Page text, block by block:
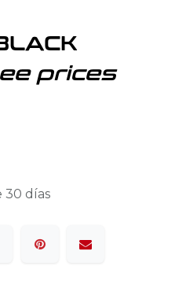
prices
30 días